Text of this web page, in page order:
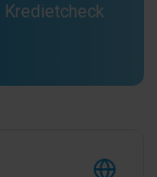
Kredietcheck